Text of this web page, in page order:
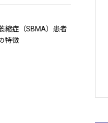
縮症（SBMA）患者
特徴